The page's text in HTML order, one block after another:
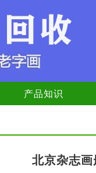
产品知识
北京杂志